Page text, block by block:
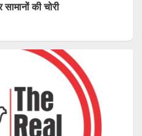
की चोरी